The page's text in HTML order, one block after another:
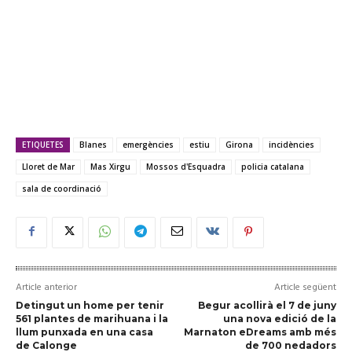
ETIQUETES Blanes emergències estiu Girona
incidències
Lloret de Mar
Mas Xirgu Mossos d'Esquadra
policia catalana
sala de coordinació
Article anterior
Detingut un home per tenir
561 plantes de marihuana i la
llum punxada en una casa
de Calonge
Article següent
Begur acollirà el 7 de juny
una nova edició de la
Marnaton eDreams amb més
de 700 nedadors